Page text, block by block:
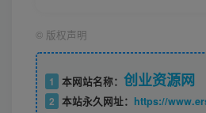
© 版权声明
1 本网站名称： 创业资源网
2 本站永久网址： https://